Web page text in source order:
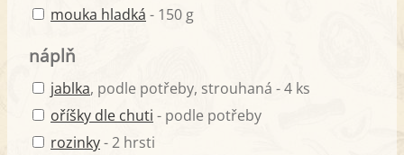
mouka hladká - 150 g
náplň
jablka, podle potřeby, strouhaná - 4 ks
oříšky dle chuti - podle potřeby
rozinky- 2 hrsti